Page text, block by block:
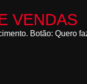
VENDAS
Botão: Quero